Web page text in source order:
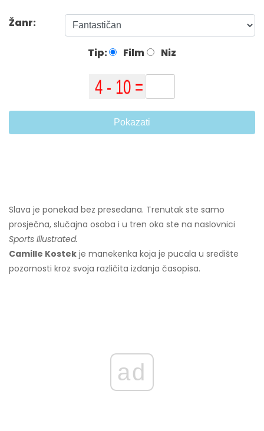
Žanr:
Tip: Film Niz
Pokazati
Slava je ponekad bez presedana. Trenutak ste samo
prosječna, slučajna osoba i u tren oka ste na naslovnici
Sports Illustrated.
Camille Kostek je manekenka koja je pucala u središte
pozornosti kroz svoja različita izdanja časopisa.
ad